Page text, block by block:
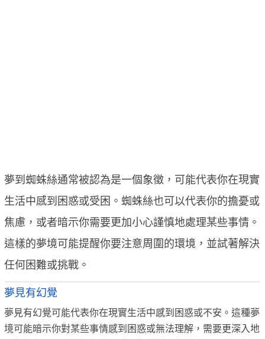
夢到蜘蛛絲通常被認為是一個象徵，可能代表你在現實
生活中感到困惑或受困。蜘蛛絲也可以代表你的擔憂或
焦慮，或者暗示你需要更加小心謹慎地處理某些事情。
這樣的夢境可能提醒你要注意周圍的環境，並試著解決
任何困難或挑戰。
夢見有幻覺
夢見有幻覺可能代表你在現實生活中感到困惑或不安。這種夢
境可能暗示你對某些事情感到困惑或無法理解，需要更深入地